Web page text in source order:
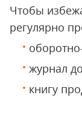
Чтобы
регулярно
журнал
книгу